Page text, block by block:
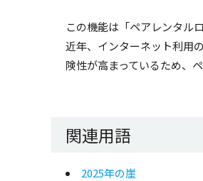
この機能は「ペアレンタル
近年、インターネット利用
険性が高まっているため、
関連用語
2025年の崖